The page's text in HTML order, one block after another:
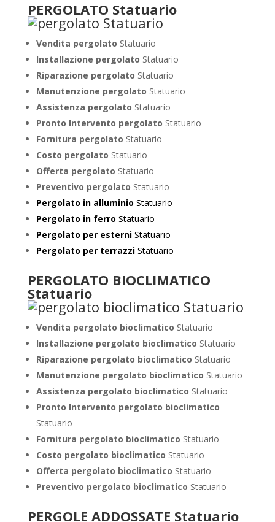
PERGOLATO Statuario
Vendita pergolato Statuario
Installazione pergolato Statuario
Riparazione pergolato Statuario
Manutenzione pergolato Statuario
Assistenza pergolato Statuario
Pronto Intervento pergolato Statuario
Fornitura pergolato Statuario
Costo pergolato Statuario
Offerta pergolato Statuario
Preventivo pergolato Statuario
Pergolato in alluminio Statuario
Pergolato in ferro Statuario
Pergolato per esterniStatuario
Pergolato per terrazziStatuario
PERGOLATO BIOCLIMATICO
Statuario
Vendita pergolato bioclimatico Statuario
Installazione pergolato bioclimatico Statuario
Riparazione pergolato bioclimatico Statuario
Manutenzione pergolato bioclimatico Statuario
Assistenza pergolato bioclimatico Statuario
Pronto Intervento pergolato bioclimatico
Statuario
Fornitura pergolato bioclimatico Statuario
Costo pergolato bioclimatico Statuario
Offerta pergolato bioclimatico Statuario
Preventivo pergolato bioclimatico Statuario
PERGOLE ADDOSSATE Statuario